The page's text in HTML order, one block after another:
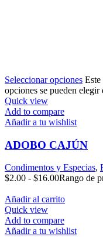
Seleccionar opciones
opciones se pueden
Quick view
Add to compare
Añadir a tu wishlist
ADOBO CAJÚN
Condimentos y Especias,
$2.00 - $16.00Rango de
Añadir al carrito
Quick view
Add to compare
Añadir a tu wishlist